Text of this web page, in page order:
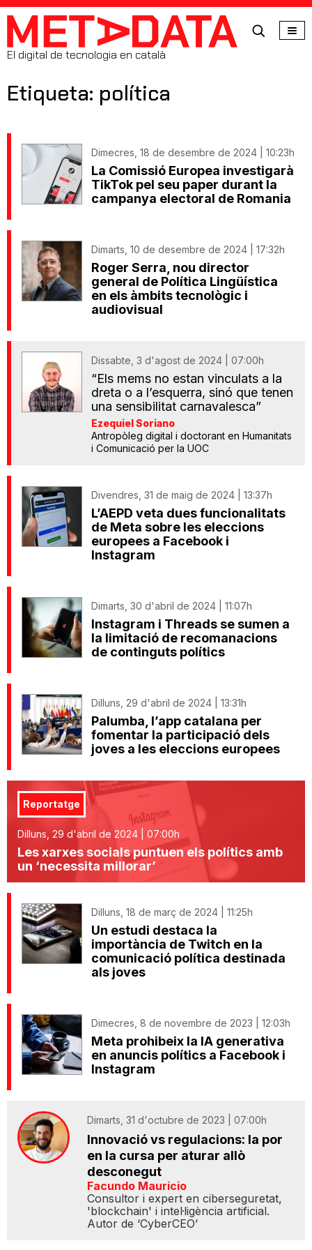
MetaData
El digital de tecnologia en català
Etiqueta: política
Dimecres, 18 de desembre de 2024 | 10:23h
La Comissió Europea investigarà
TikTok pel seu paper durant la
campanya electoral de Romania
Dimarts, 10 de desembre de 2024 | 17:32h
Roger Serra, nou director
general de Política Lingüística
en els àmbits tecnològic i
audiovisual
Dissabte, 3 d'agost de 2024 | 07:00h
“Els mems no estan vinculats a la
dreta o a l’esquerra, sinó que tenen
una sensibilitat carnavalesca”
Ezequiel Soriano
Antropòleg digital i doctorant en Humanitats
i Comunicació per la UOC
Divendres, 31 de maig de 2024 | 13:37h
L’AEPD veta dues funcionalitats
de Meta sobre les eleccions
europees a Facebook i
Instagram
Dimarts, 30 d'abril de 2024 | 11:07h
Instagram i Threads se sumen a
la limitació de recomanacions
de continguts polítics
Dilluns, 29 d'abril de 2024 | 13:31h
Palumba, l’app catalana per
fomentar la participació dels
joves a les eleccions europees
Reportatge
Dilluns, 29 d'abril de 2024 | 07:00h
Les xarxes socials puntuen els polítics amb
un ‘necessita millorar’
Dilluns, 18 de març de 2024 | 11:25h
Un estudi destaca la
importància de Twitch en la
comunicació política destinada
als joves
Dimecres, 8 de novembre de 2023 | 12:03h
Meta prohibeix la IA generativa
en anuncis polítics a Facebook i
Instagram
Dimarts, 31 d'octubre de 2023 | 07:00h
Innovació vs regulacions: la por
en la cursa per aturar allò
desconegut
Facundo Mauricio
Consultor i expert en ciberseguretat,
'blockchain' i intel·ligència artificial.
Autor de ‘CyberCEO’